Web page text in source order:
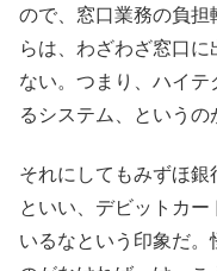
ので、窓口業務の負
らは、わざわざ窓口
ない。つまり、ハイテ
るシステム、というの
それにしてもみずほ
といい、デビットカ
いるなという印象だ。